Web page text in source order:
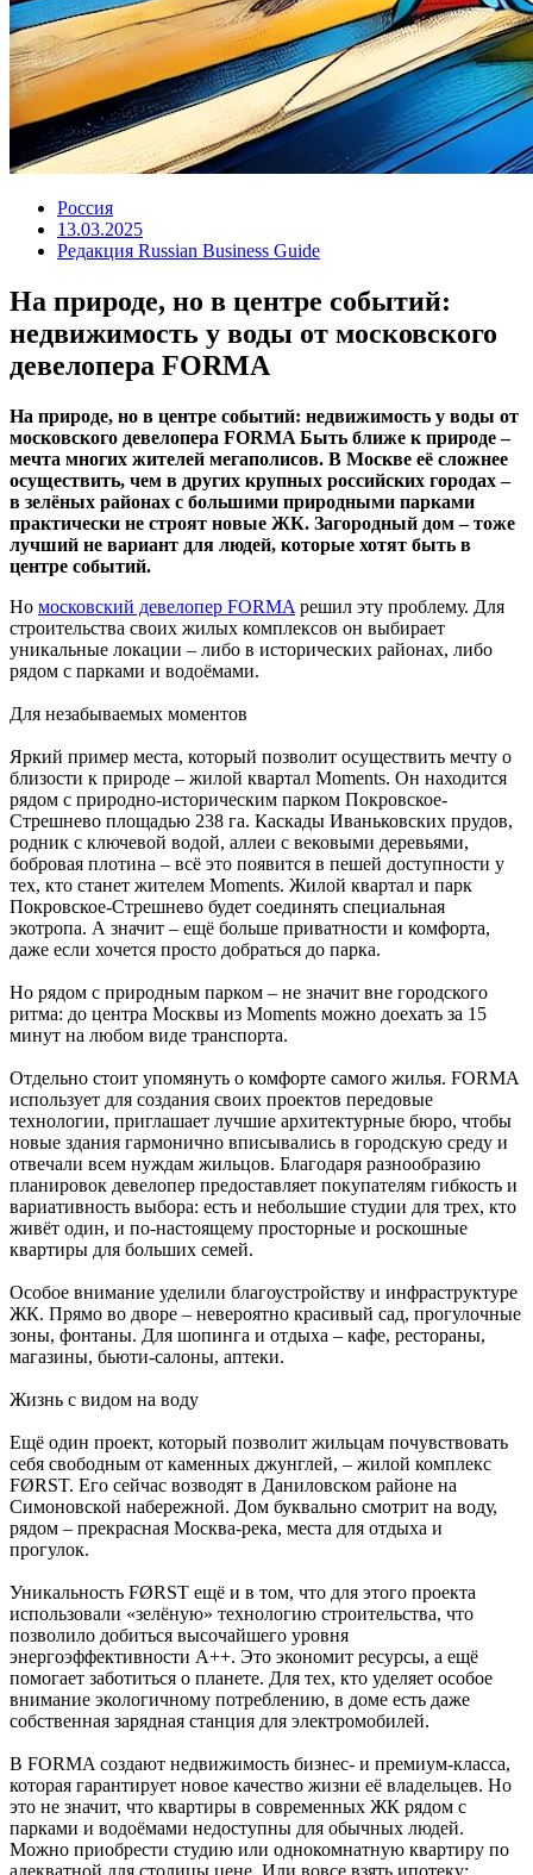
Россия
13.03.2025
Редакция Russian Business Guide
На природе, но в центре событий:
недвижимость у воды от московского
девелопера FORMA
На природе, но в центре событий: недвижимость у воды от
московского девелопера FORMA Быть ближе к природе –
мечта многих жителей мегаполисов. В Москве её сложнее
осуществить, чем в других крупных российских городах –
в зелёных районах с большими природными парками
практически не строят новые ЖК. Загородный дом – тоже
лучший не вариант для людей, которые хотят быть в
центре событий.
Но московский девелопер FORMA решил эту проблему. Для
строительства своих жилых комплексов он выбирает
уникальные локации – либо в исторических районах, либо
рядом с парками и водоёмами.
Для незабываемых моментов
Яркий пример места, который позволит осуществить мечту о
близости к природе – жилой квартал Moments. Он находится
рядом с природно-историческим парком Покровское-
Стрешнево площадью 238 га. Каскады Иваньковских прудов,
родник с ключевой водой, аллеи с вековыми деревьями,
бобровая плотина – всё это появится в пешей доступности у
тех, кто станет жителем Moments. Жилой квартал и парк
Покровское-Стрешнево будет соединять специальная
экотропа. А значит – ещё больше приватности и комфорта,
даже если хочется просто добраться до парка.
Но рядом с природным парком – не значит вне городского
ритма: до центра Москвы из Moments можно доехать за 15
минут на любом виде транспорта.
Отдельно стоит упомянуть о комфорте самого жилья. FORMA
использует для создания своих проектов передовые
технологии, приглашает лучшие архитектурные бюро, чтобы
новые здания гармонично вписывались в городскую среду и
отвечали всем нуждам жильцов. Благодаря разнообразию
планировок девелопер предоставляет покупателям гибкость и
вариативность выбора: есть и небольшие студии для трех, кто
живёт один, и по-настоящему просторные и роскошные
квартиры для больших семей.
Особое внимание уделили благоустройству и инфраструктуре
ЖК. Прямо во дворе – невероятно красивый сад, прогулочные
зоны, фонтаны. Для шопинга и отдыха – кафе, рестораны,
магазины, бьюти-салоны, аптеки.
Жизнь с видом на воду
Ещё один проект, который позволит жильцам почувствовать
себя свободным от каменных джунглей, – жилой комплекс
FØRST. Его сейчас возводят в Даниловском районе на
Симоновской набережной. Дом буквально смотрит на воду,
рядом – прекрасная Москва-река, места для отдыха и
прогулок.
Уникальность FØRST ещё и в том, что для этого проекта
использовали «зелёную» технологию строительства, что
позволило добиться высочайшего уровня
энергоэффективности А++. Это экономит ресурсы, а ещё
помогает заботиться о планете. Для тех, кто уделяет особое
внимание экологичному потреблению, в доме есть даже
собственная зарядная станция для электромобилей.
В FORMA создают недвижимость бизнес- и премиум-класса,
которая гарантирует новое качество жизни её владельцев. Но
это не значит, что квартиры в современных ЖК рядом с
парками и водоёмами недоступны для обычных людей.
Можно приобрести студию или однокомнатную квартиру по
адекватной для столицы цене. Или вовсе взять ипотеку: